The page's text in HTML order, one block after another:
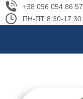
+38 096 054 86 57
ПН-ПТ 8:30-17:30